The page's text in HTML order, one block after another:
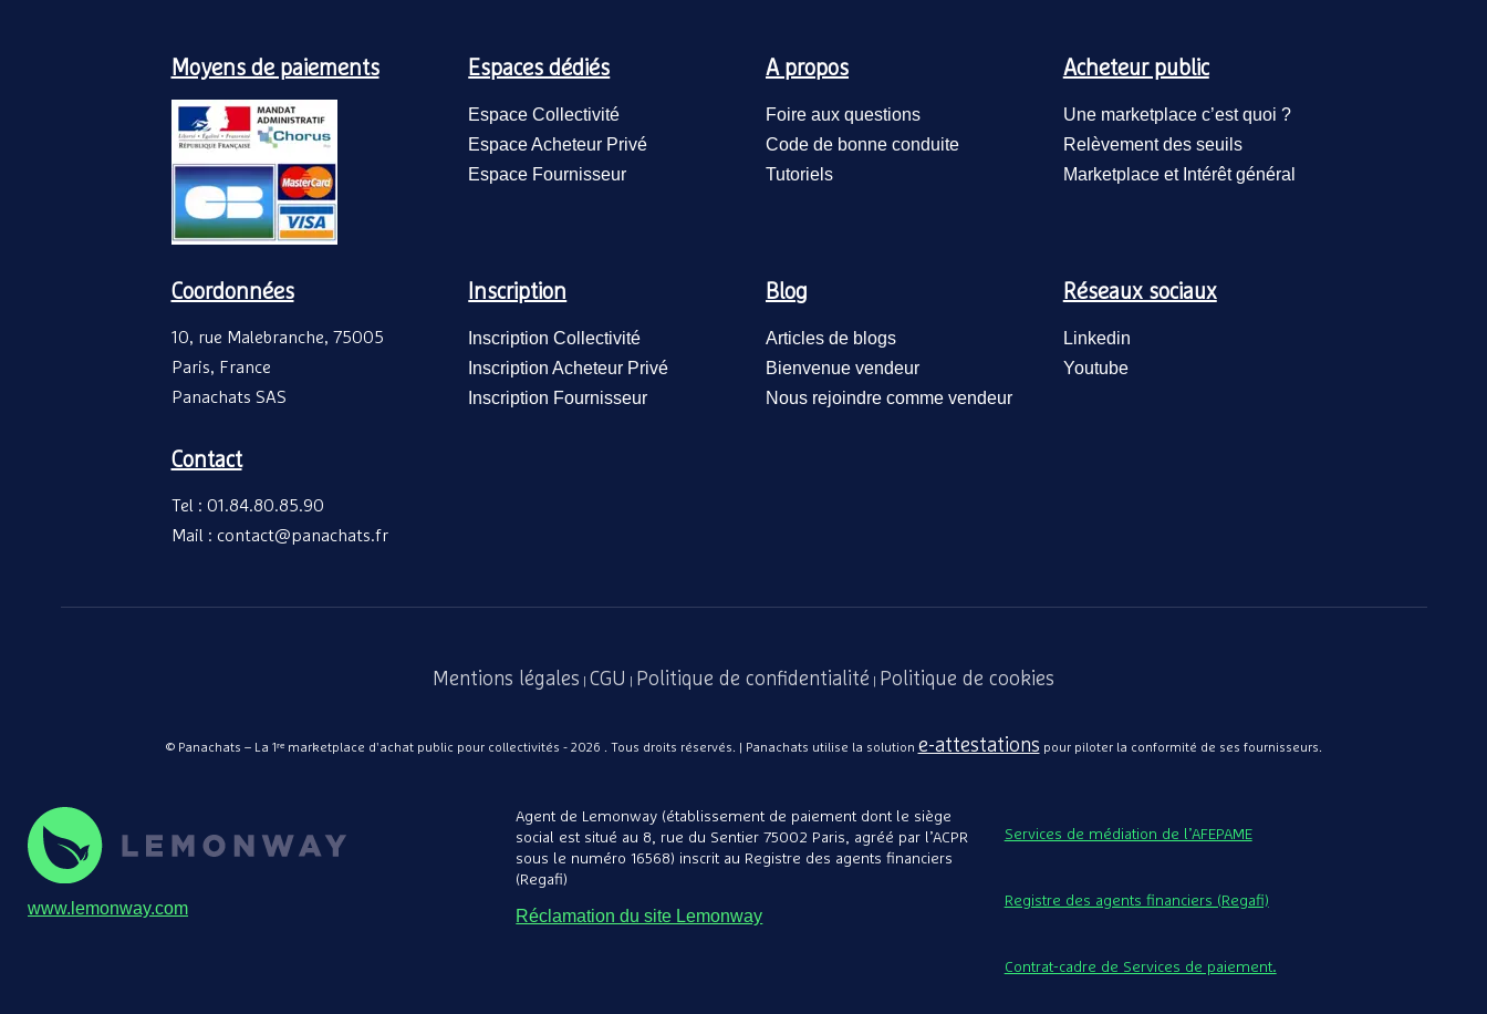
Moyens de paiements Espaces dédiés
Espace Collectivité
Espace Acheteur Privé
Espace Fournisseur
A propos
Foire aux questions
Code de bonne conduite
Tutoriels
Acheteur public
Une marketplace c’est quoi ?
Relèvement des seuils
Marketplace et Intérêt général
Coordonnées
10, rue Malebranche, 75005
Paris, France
Panachats SAS
Inscription
Inscription Collectivité
Inscription Acheteur Privé
Inscription Fournisseur
Blog
Articles de blogs
Bienvenue vendeur
Nous rejoindre comme vendeur
Réseaux sociaux
Linkedin
Youtube
Contact
Tel : 01.84.80.85.90
Mail : contact@panachats.fr
Mentions légales CGU Politique de confidentialité Politique de cookies
© Panachats – La 1ʳᵉ marketplace d'achat public pour collectivités - 2026 . Tous droits réservés. | Panachats utilise la solution e-attestations pour piloter la conformité de ses fournisseurs.
www.lemonway.com
Agent de Lemonway (établissement de paiement dont le siège
social est situé au 8, rue du Sentier 75002 Paris, agréé par l’ACPR
sous le numéro 16568) inscrit au Registre des agents financiers
(Regafi)
Réclamation du site Lemonway
Services de médiation de l’AFEPAME
Registre des agents financiers (Regafi)
Contrat-cadre de Services de paiement.